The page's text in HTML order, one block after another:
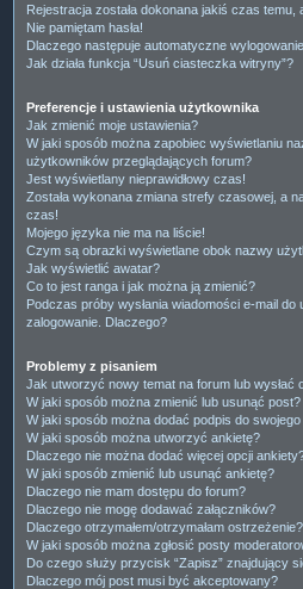
Rejestracja została dokonana jakiś czas temu,
Nie pamiętam hasła!
Dlaczego następuje automatyczne
Jak działa funkcja “Usuń ciasteczka witryny”?
Preferencje i ustawienia użytkownika
Jak zmienić moje ustawienia?
W jaki sposób można zapobiec wyświetlaniu
użytkowników przeglądających forum?
Jest wyświetlany nieprawidłowy czas!
Została wykonana zmiana strefy czasowej, a
czas!
Mojego języka nie ma na liście!
Czym są obrazki wyświetlane obok nazwy
Jak wyświetlić awatar?
Co to jest ranga i jak można ją zmienić?
Podczas próby wysłania wiadomości e-mail
zalogowanie. Dlaczego?
Problemy z pisaniem
Jak utworzyć nowy temat na forum lub wysłać
W jaki sposób można zmienić lub usunąć post?
W jaki sposób można dodać podpis do
W jaki sposób można utworzyć ankietę?
Dlaczego nie można dodać więcej opcji
W jaki sposób zmienić lub usunąć ankietę?
Dlaczego nie mam dostępu do forum?
Dlaczego nie mogę dodawać załączników?
Dlaczego otrzymałem/otrzymałam ostrzeżenie?
W jaki sposób można zgłosić posty
Do czego służy przycisk “Zapisz” znajdujący
Dlaczego mój post musi być akceptowany?